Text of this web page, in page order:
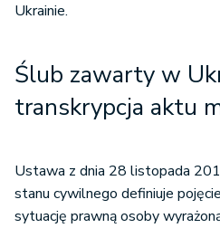
Ukrainie.
Ślub zawarty w
transkrypcja aktu
Ustawa z dnia 28 listopada
stanu cywilnego definiuje
sytuację prawną osoby